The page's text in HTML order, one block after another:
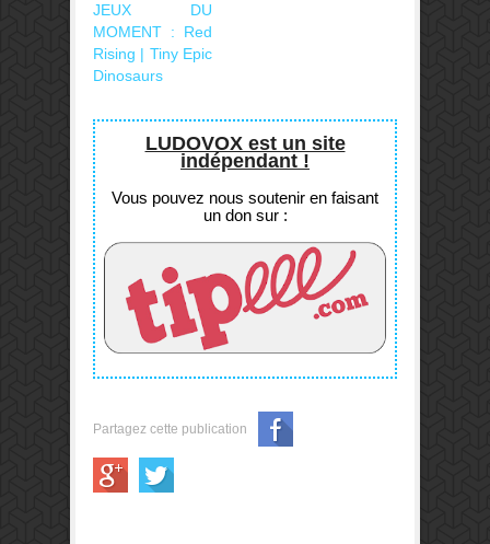
JEUX DU
MOMENT : Red
Rising | Tiny Epic
Dinosaurs
LUDOVOX est un site
indépendant !
Vous pouvez nous soutenir en faisant
un don sur :
Partagez cette publication